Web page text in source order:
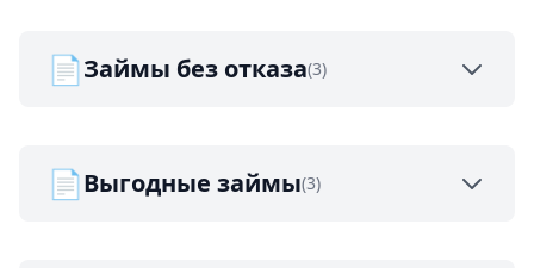
📄Займы без отказа(3)
📄Выгодные займы(3)